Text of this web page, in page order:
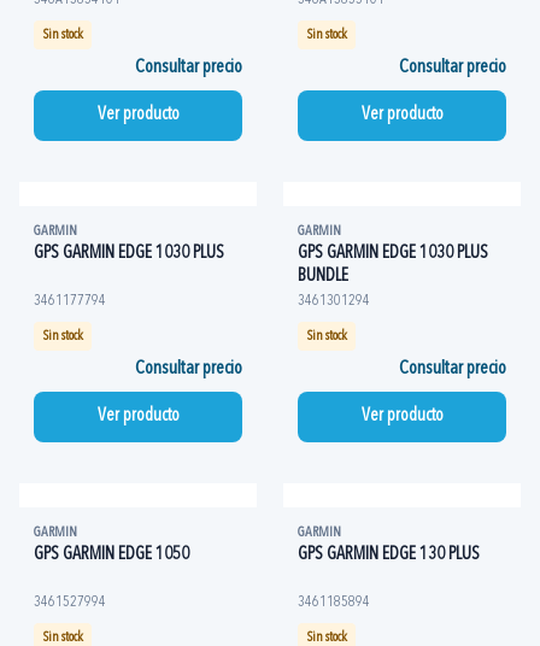
Sin stock
Consultar precio
Ver producto
Sin stock
Consultar precio
Ver producto
GARMIN
GPS GARMIN EDGE 1030 PLUS
3461177794
Sin stock
Consultar precio
Ver producto
GARMIN
GPS GARMIN EDGE 1030 PLUS
BUNDLE
3461301294
Sin stock
Consultar precio
Ver producto
GARMIN
GPS GARMIN EDGE 1050
3461527994
Sin stock
GARMIN
GPS GARMIN EDGE 130 PLUS
3461185894
Sin stock